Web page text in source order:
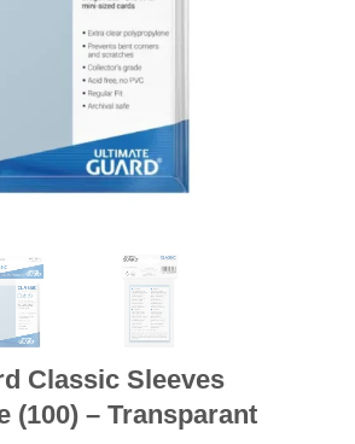
Classic Sleeves
(100) – Transparant